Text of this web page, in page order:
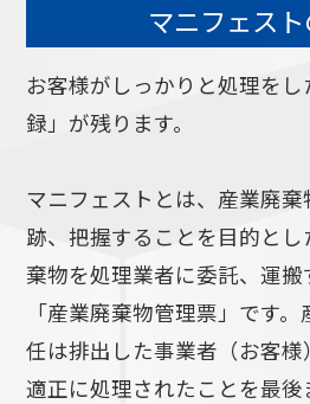
マニフェス
お客様がしっかりと処理を
録」が残ります。
マニフェストとは、産業廃
跡、把握することを目的と
棄物を処理業者に委託、運
「産業廃棄物管理票」です
任は排出した事業者（お客様
適正に処理されたことを最